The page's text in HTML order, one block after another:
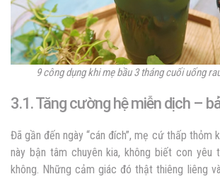
9 công dụng khi mẹ bầu 3 tháng cuối uống
3.1. Tăng cường hệ miễn dịch –
Đã gần đến ngày “cán đích”, mẹ cứ thấp thỏm
này bận tâm chuyên kia, không biết con yêu
không. Những cảm giác đó thật thiêng liêng